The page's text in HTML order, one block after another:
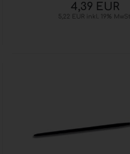
4,39 EUR
5,22 EUR inkl. 19% MwSt.